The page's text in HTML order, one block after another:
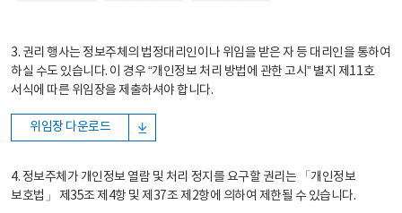
3. 권리 행사는 정보주체의 법정대리인이나 위임을 받은 자 등 대리인을 통하여
하실 수도 있습니다. 이 경우 “개인정보 처리 방법에 관한 고시” 별지 제11호
서식에 따른 위임장을 제출하셔야 합니다.
위임장 다운로드
4. 정보주체가 개인정보 열람 및 처리 정지를 요구할 권리는 「개인정보
보호법」 제35조 제4항 및 제37조 제2항에 의하여 제한될 수 있습니다.